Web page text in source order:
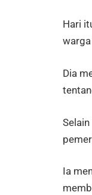
Hari
Dia
Ia